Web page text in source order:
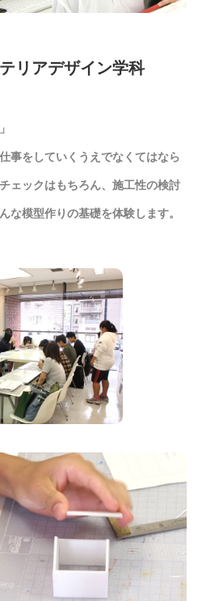
リアデザイン学科
事をしていくうえでなくてはなら
ェックはもちろん、施工性の検討
な模型作りの基礎を体験します。